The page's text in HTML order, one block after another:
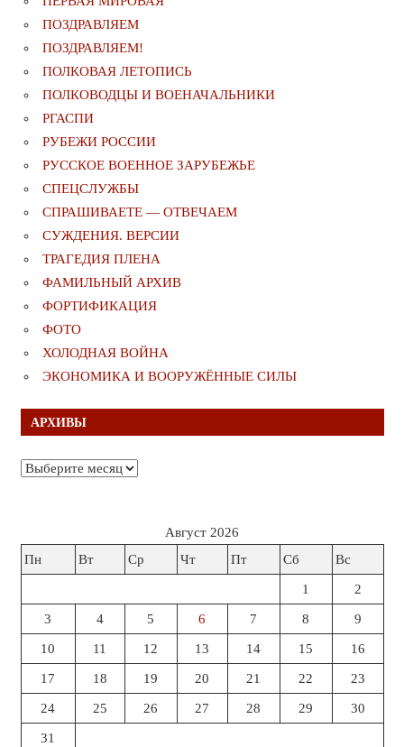
ПОЗДРАВЛЯЕМ
ПОЗДРАВЛЯЕМ!
ПОЛКОВАЯ ЛЕТОПИСЬ
ПОЛКОВОДЦЫ И ВОЕНАЧАЛЬНИКИ
РГАСПИ
РУБЕЖИ РОССИИ
РУССКОЕ ВОЕННОЕ ЗАРУБЕЖЬЕ
СПЕЦСЛУЖБЫ
СПРАШИВАЕТЕ — ОТВЕЧАЕМ
СУЖДЕНИЯ. ВЕРСИИ
ТРАГЕДИЯ ПЛЕНА
ФАМИЛЬНЫЙ АРХИВ
ФОРТИФИКАЦИЯ
ФОТО
ХОЛОДНАЯ ВОЙНА
ЭКОНОМИКА И ВООРУЖЁННЫЕ СИЛЫ
АРХИВЫ
Архивы
Август 2026
Пн
Вт Ср Чт Пт Сб Вс
1 2
3 4 5 6 7 8 9
10 11 12 13 14 15 16
17 18 19 20 21 22 23
24 25 26 27 28 29 30
31